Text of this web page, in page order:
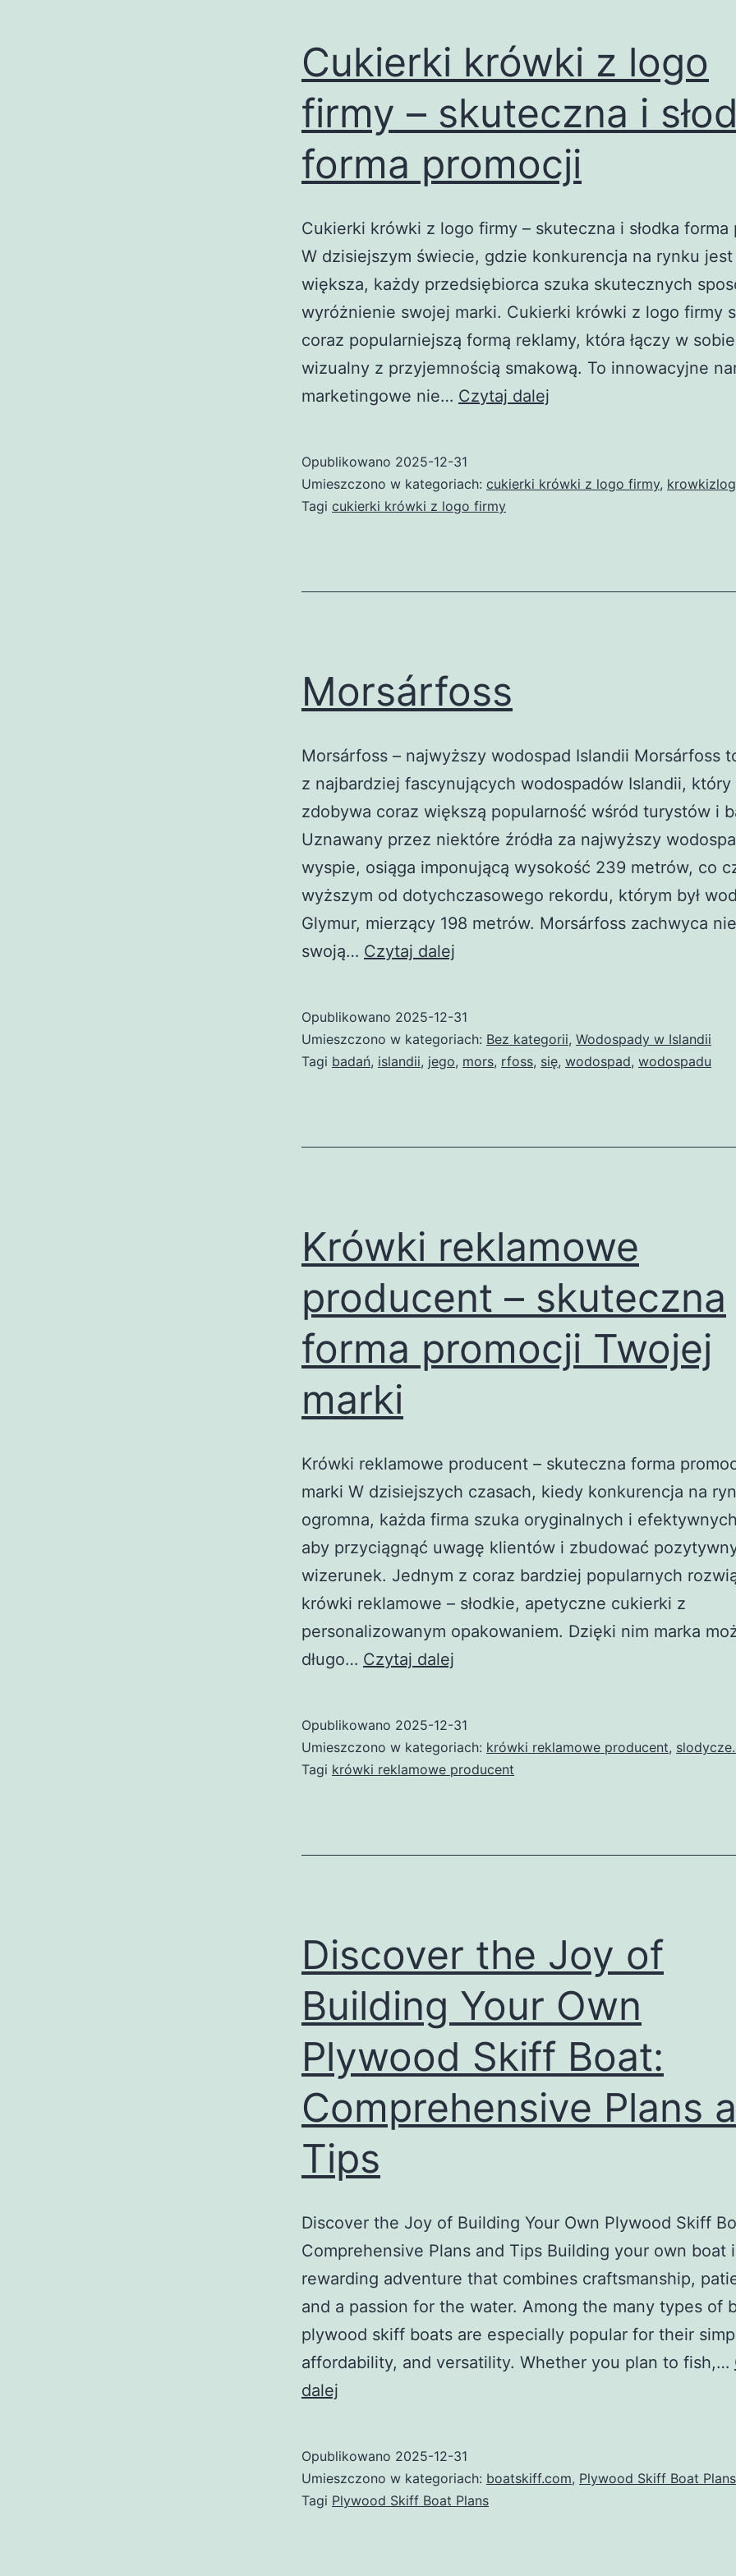
Cukierki krówki z logo
firmy – skuteczna i
forma promocji
Cukierki krówki z logo firmy – skuteczna i słodka forma
W dzisiejszym świecie, gdzie konkurencja na rynku
większa, każdy przedsiębiorca szuka skutecznych
wyróżnienie swojej marki. Cukierki krówki z logo firmy
coraz popularniejszą formą reklamy, która łączy w
wizualny z przyjemnością smakową. To innowacyjne
marketingowe nie… Czytaj dalej
logo
i
Opublikowano 2025-12-31
Umieszczono w kategoriach: cukierki krówki z logo firmy,
Tagi cukierki krówki z logo firmy
Morsárfoss
Morsárfoss – najwyższy wodospad Islandii Morsárfoss
z najbardziej fascynujących wodospadów Islandii, który
zdobywa coraz większą popularność wśród turystów i
Uznawany przez niektóre źródła za najwyższy
wyspie, osiąga imponującą wysokość 239 metrów, co
wyższym od dotychczasowego rekordu, którym był
Glymur, mierzący 198 metrów. Morsárfoss zachwyca
swoją… Czytaj dalej
Opublikowano 2025-12-31
Umieszczono w kategoriach: Bez kategorii, Wodospady w Islandii
Tagi badań, islandii, jego, mors, rfoss, się, wodospad, wodospadu
Krówki reklamowe
producent – skuteczna
forma promocji Twojej
marki
Krówki reklamowe producent – skuteczna forma
marki W dzisiejszych czasach, kiedy konkurencja na
ogromna, każda firma szuka oryginalnych i
aby przyciągnąć uwagę klientów i zbudować
wizerunek. Jednym z coraz bardziej popularnych
krówki reklamowe – słodkie, apetyczne cukierki z
personalizowanym opakowaniem. Dzięki nim marka
długo… Czytaj dalej
–
skuteczna
Twojej
Opublikowano 2025-12-31
Umieszczono w kategoriach: krówki reklamowe producent,
Tagi krówki reklamowe producent
Discover the Joy of
Building Your Own
Plywood Skiff Boat:
Comprehensive Plans
Tips
Discover the Joy of Building Your Own Plywood Skiff
Comprehensive Plans and Tips Building your own boat
rewarding adventure that combines craftsmanship,
and a passion for the water. Among the many types of
plywood skiff boats are especially popular for their
affordability, and versatility. Whether you plan to fish,…
dalej
of
Building
Opublikowano 2025-12-31
Umieszczono w kategoriach: boatskiff.com, Plywood Skiff Boat Plans
Tagi Plywood Skiff Boat Plans